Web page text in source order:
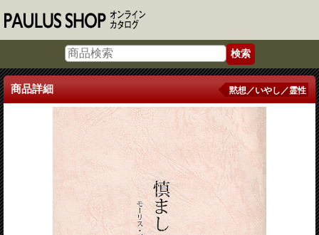
商品詳細 黙想／いやし／霊性